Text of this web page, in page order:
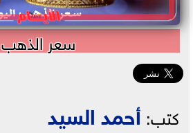
سعر الذهب
كتب: أحمد السيد